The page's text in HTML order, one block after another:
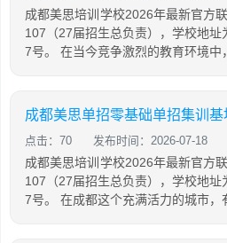
成都美思培训学校2026年最新官方
107（27届招生总负责），学校地
7号。 在当今竞争激烈的教育环境中，
成都美思单招零基础单招集训基
点击：70 发布时间：2026-07-18
成都美思培训学校2026年最新官方
107（27届招生总负责），学校地
7号。 在成都这个充满活力的城市，